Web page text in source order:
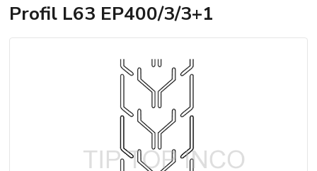
Profil L63 EP400/3/3+1